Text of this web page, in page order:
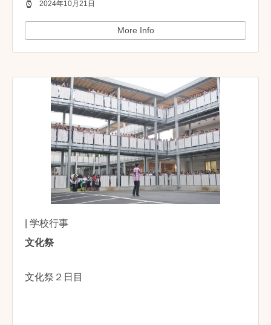
2024年10月21日
More Info
| 学校行事
文化祭
文化祭２日目